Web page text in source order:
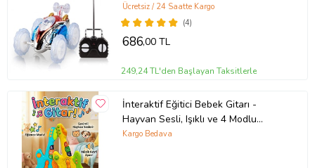
(4)
Ücretsiz / 24 Saatte Kargo
686,00 TL
249,24 TL'den Başlayan Taksitlerle
İnteraktif Eğitici Bebek Gitarı -
Hayvan Sesli, Işıklı ve 4 Modlu
Müzikli Oyuncak
Kargo Bedava